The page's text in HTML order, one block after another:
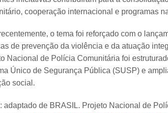
cooperação internacional e programas
o tema foi reforçado com o
de prevenção da violência e da atuação
Nacional de Polícia Comunitária foi
Único de Segurança Pública (SUSP) e
social.
adaptado de BRASIL. Projeto Nacional de